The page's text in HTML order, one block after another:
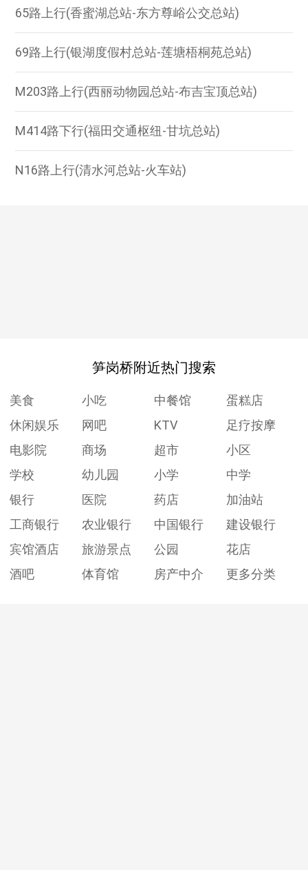
65路上行(香蜜湖总站-东方尊峪公交总站)
69路上行(银湖度假村总站-莲塘梧桐苑总站)
M203路上行(西丽动物园总站-布吉宝顶总站)
M414路下行(福田交通枢纽-甘坑总站)
N16路上行(清水河总站-火车站)
笋岗桥附近热门搜索
美食 小吃 中餐馆
蛋糕店
休闲娱乐
网吧 KTV
足疗按摩
电影院
商场 超市
小区
学校
幼儿园 小学
中学
银行
医院 药店
加油站
工商银行
农业银行 中国银行
建设银行
宾馆酒店
旅游景点 公园
花店
酒吧
体育馆 房产中介 更多分类